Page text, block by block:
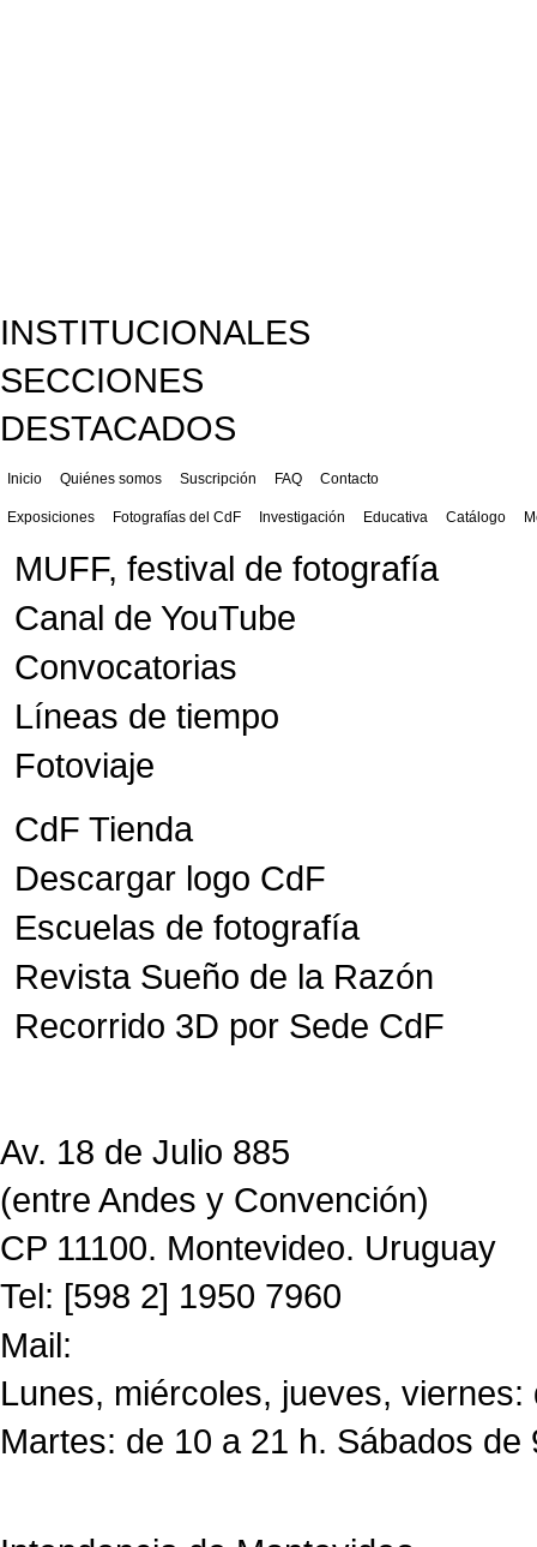
INSTITUCIONALES
SECCIONES
DESTACADOS
Inicio Quiénes somos Suscripción FAQ Contacto
Exposiciones Fotografías del CdF Investigación Educativa Catálogo
MUFF, festival de fotografía
Canal de YouTube
Convocatorias
Líneas de tiempo
Fotoviaje
CdF Tienda
Descargar logo CdF
Escuelas de fotografía
Revista Sueño de la Razón
Recorrido 3D por Sede CdF
Av. 18 de Julio 885
(entre Andes y Convención)
CP 11100. Montevideo. Uruguay
Tel: [598 2] 1950 7960
Mail:
Lunes, miércoles, jueves, viernes:
Martes: de 10 a 21 h. Sábados de